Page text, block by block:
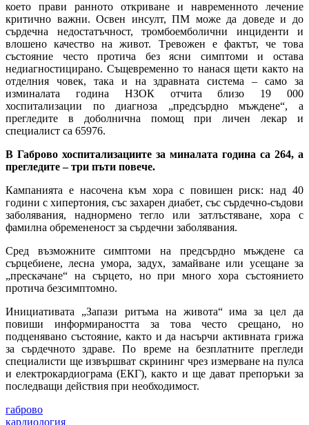
което прави ранното откриване и навременното лечение
критично важни. Освен инсулт, ПМ може да доведе и до
сърдечна недостатъчност, тромбоемболични инциденти и
влошено качество на живот. Тревожен е фактът, че това
състояние често протича без ясни симптоми и остава
недиагностицирано. Същевременно то нанася щети както на
отделния човек, така и на здравната система – само за
изминалата година НЗОК отчита
близо 19 000
хоспитализации по диагноза „предсърдно мъждене“, а
прегледите в доболнична помощ при личен лекар и
специалист са 65976.
В Габрово хоспитализациите за миналата година са 264, а
прегледите – три пъти повече.
Кампанията е насоченакъм хора с повишен риск: над 40
години с хипертония, със захарен диабет, със сърдечно-съдови
заболявания, наднормено тегло или затлъстяване,хора с
фамилна обремененост за сърдечни заболявания.
Сред възможните симптоми на предсърдно мъждене са
сърцебиене, лесна умора, задух, замайване или усещане за
„прескачане“ на сърцето, но при много хора състоянието
протича безсимптомно.
Инициативата „Запази ритъма на живота“ има за цел да
повиши информираността за това често срещано, но
подценявано състояние, както и да насърчи активната грижа
за сърдечното здраве. По време на безплатните прегледи
специалисти ще извършват скрининг чрез измерване на пулса
и електрокардиограма (ЕКГ), както и ще дават препоръки за
последващи действия при необходимост.
габрово
кардиология